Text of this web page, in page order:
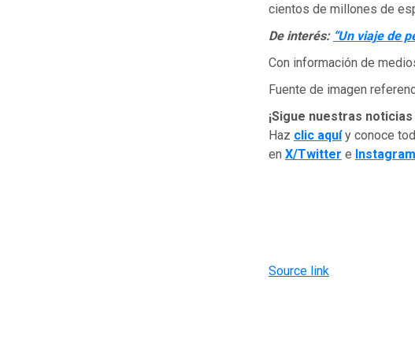
cientos de millones de
De interés: “Un viaje de
Con información de
Fuente de imagen
¡Sigue nuestras
Haz clic aquíy conoce
en X/Twitter e Instagram
Source link